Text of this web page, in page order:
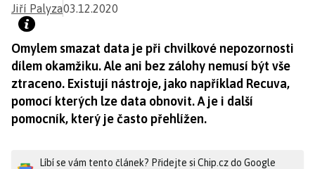
Jiří Palyza03.12.2020
Omylem smazat data je při chvilkové nepozornosti
dílem okamžiku. Ale ani bez zálohy nemusí být vše
ztraceno. Existují nástroje, jako například Recuva,
pomocí kterých lze data obnovit. A je i další
pomocník, který je často přehlížen.
Líbí se vám tento článek? Přidejte si Chip.cz do Google